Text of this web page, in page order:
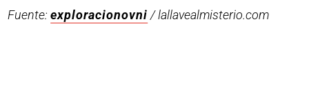
Fuente:exploracionovni / lallavealmisterio.com